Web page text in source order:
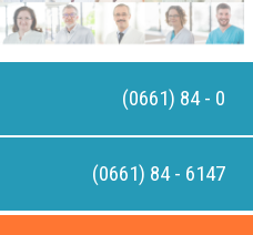
(0661) 84 - 0
(0661) 84 - 6147